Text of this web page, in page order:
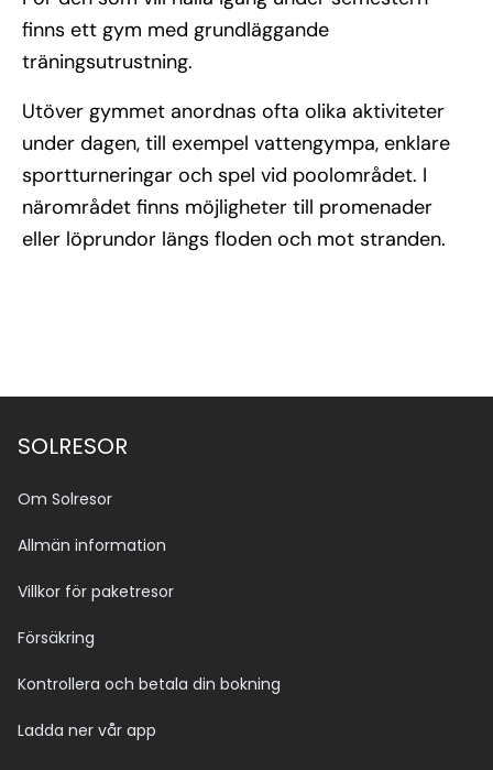
finns ett gym med grundläggande
träningsutrustning.
Utöver gymmet anordnas ofta olika aktiviteter
under dagen, till exempel vattengympa, enklare
sportturneringar och spel vid poolområdet. I
närområdet finns möjligheter till promenader
eller löprundor längs floden och mot stranden.
SOLRESOR
Om Solresor
Allmän information
Villkor för paketresor
Försäkring
Kontrollera och betala din bokning
Ladda ner vår app